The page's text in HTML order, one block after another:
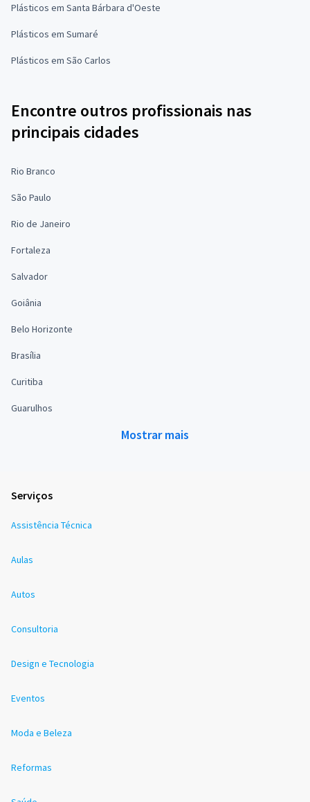
Plásticos em Santa Bárbara d'Oeste
Plásticos em Sumaré
Plásticos em São Carlos
Encontre outros profissionais nas
principais cidades
Rio Branco
São Paulo
Rio de Janeiro
Fortaleza
Salvador
Goiânia
Belo Horizonte
Brasília
Curitiba
Guarulhos
Mostrar mais
Serviços
Assistência Técnica
Aulas
Autos
Consultoria
Design e Tecnologia
Eventos
Moda e Beleza
Reformas